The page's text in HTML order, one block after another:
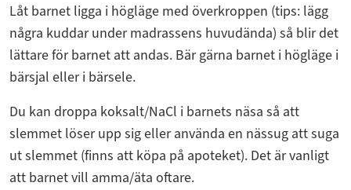
Låt barnet ligga i högläge med överkroppen (tips: lägg
några kuddar under madrassens huvudända) så blir det
lättare för barnet att andas. Bär gärna barnet i högläge i
bärsjal eller i bärsele.
Du kan droppa koksalt/NaCl i barnets näsa så att
slemmet löser upp sig eller använda en nässug att suga
ut slemmet (finns att köpa på apoteket). Det är vanligt
att barnet vill amma/äta oftare.